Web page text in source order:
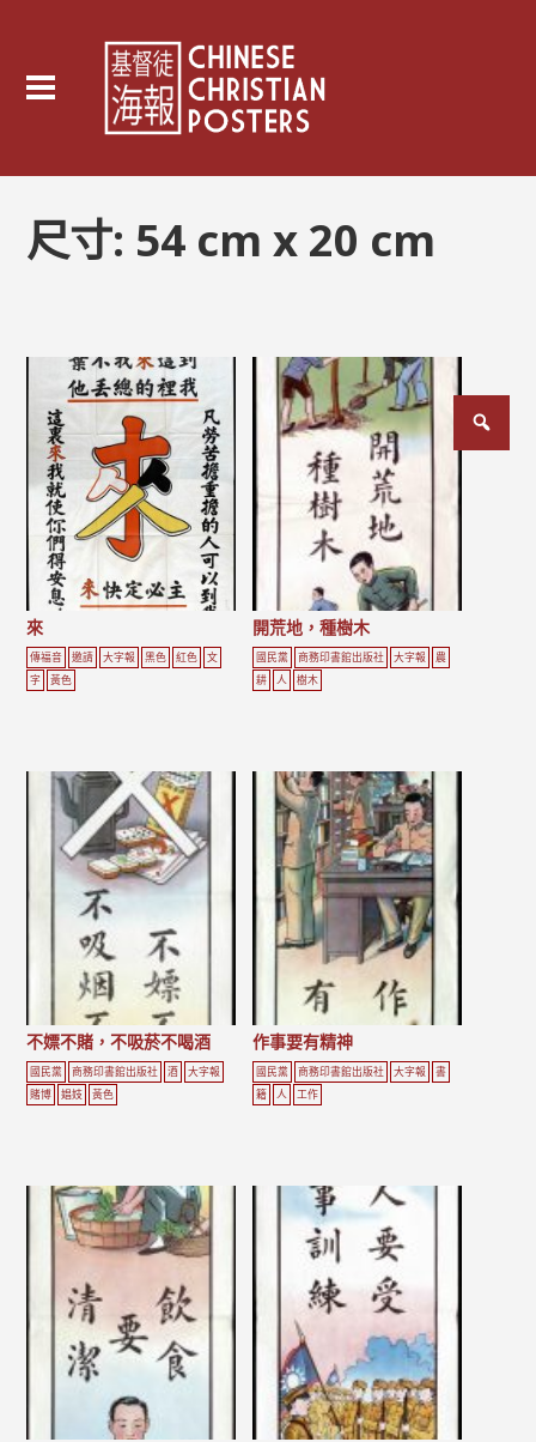
尺寸: 54 cm x 20 cm
來
傳福音 邀請 大字報 黑色 紅色
文
字
黃色
開荒地，種樹木
國民黨 商務印書館出版社 大字報
農
耕
人 樹木
不嫖不賭，不吸菸不喝酒
國民黨 商務印書館出版社 酒
大字報
賭博
娼妓 黃色
作事要有精神
國民黨 商務印書館出版社 大字報
書
籍
人 工作
文
章
分
頁